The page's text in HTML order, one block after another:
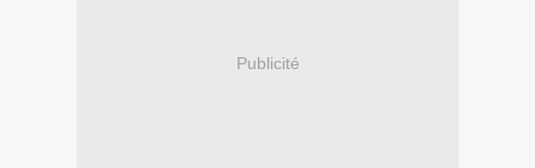
Publicité